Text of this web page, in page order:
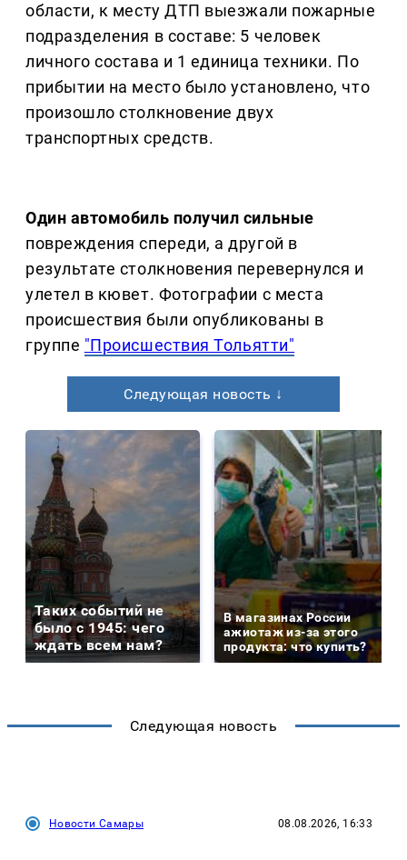
области, к месту ДТП выезжали пожарные
подразделения в составе: 5 человек
личного состава и 1 единица техники. По
прибытии на место было установлено, что
произошло столкновение двух
транспортных средств.
Один автомобиль получил сильные
повреждения спереди, а другой в
результате столкновения перевернулся и
улетел в кювет. Фотографии с места
происшествия были опубликованы в
группе "Происшествия Тольятти"
Следующая новость ↓
Таких событий не
было с 1945: чего
ждать всем нам?
В магазинах России
ажиотаж из-за этого
продукта: что купить?
Следующая новость
Новости Самары 08.08.2026, 16:33